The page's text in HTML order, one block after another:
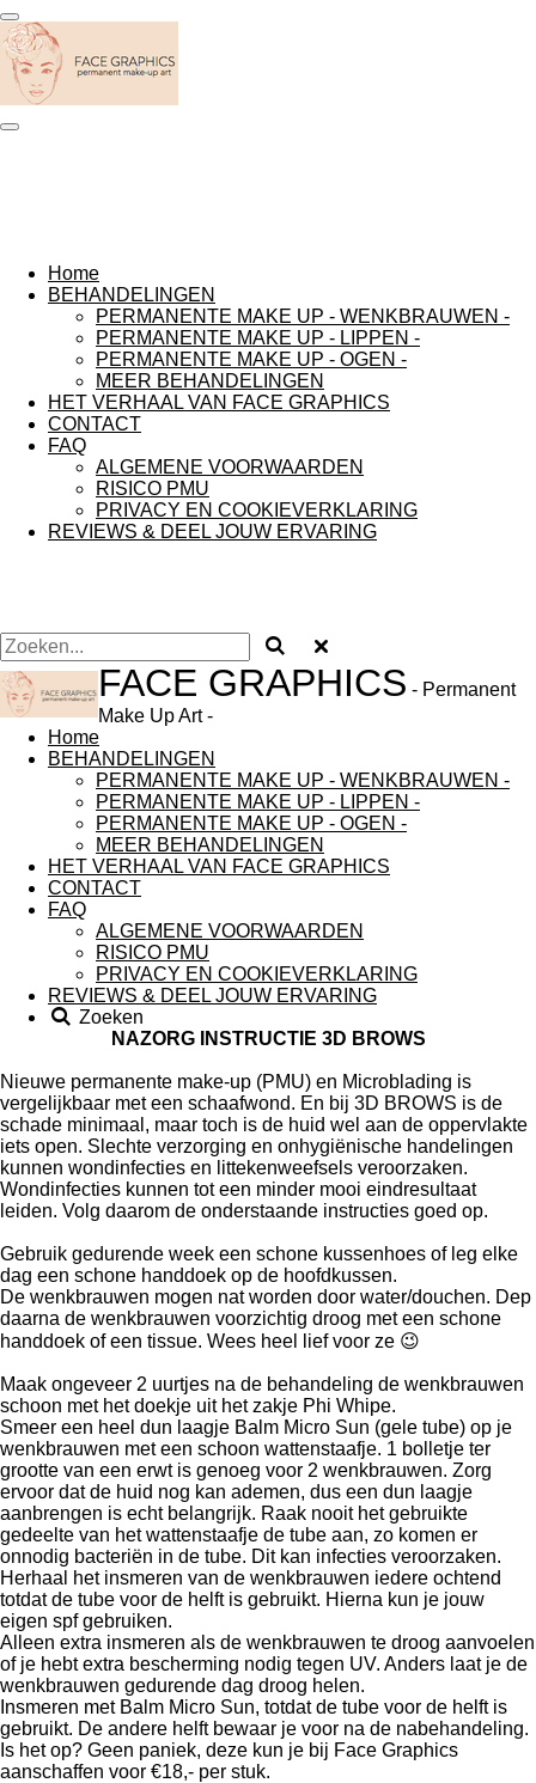
Ga
direct
naar
de
hoofdinhoud
Home
BEHANDELINGEN
PERMANENTE MAKE UP - WENKBRAUWEN -
PERMANENTE MAKE UP - LIPPEN -
PERMANENTE MAKE UP - OGEN -
MEER BEHANDELINGEN
HET VERHAAL VAN FACE GRAPHICS
CONTACT
FAQ
ALGEMENE VOORWAARDEN
RISICO PMU
PRIVACY EN COOKIEVERKLARING
REVIEWS & DEEL JOUW ERVARING
FACE GRAPHICS - Permanent
Make Up Art -
Home
BEHANDELINGEN
PERMANENTE MAKE UP - WENKBRAUWEN -
PERMANENTE MAKE UP - LIPPEN -
PERMANENTE MAKE UP - OGEN -
MEER BEHANDELINGEN
HET VERHAAL VAN FACE GRAPHICS
CONTACT
FAQ
ALGEMENE VOORWAARDEN
RISICO PMU
PRIVACY EN COOKIEVERKLARING
REVIEWS & DEEL JOUW ERVARING
Zoeken
NAZORG INSTRUCTIE 3D BROWS
Nieuwe permanente make-up (PMU) en Microblading is
vergelijkbaar met een schaafwond. En bij 3D BROWS is de
schade minimaal, maar toch is de huid wel aan de oppervlakte
iets open. Slechte verzorging en onhygiënische handelingen
kunnen wondinfecties en littekenweefsels veroorzaken.
Wondinfecties kunnen tot een minder mooi eindresultaat
leiden. Volg daarom de onderstaande instructies goed op.
Gebruik gedurende week een schone kussenhoes of leg elke
dag een schone handdoek op de hoofdkussen.
De wenkbrauwen mogen nat worden door water/douchen. Dep
daarna de wenkbrauwen voorzichtig droog met een schone
handdoek of een tissue. Wees heel lief voor ze 😉
Maak ongeveer 2 uurtjes na de behandeling de wenkbrauwen
schoon met het doekje uit het zakje Phi Whipe.
Smeer een heel dun laagje Balm Micro Sun (gele tube) op je
wenkbrauwen met een schoon wattenstaafje. 1 bolletje ter
grootte van een erwt is genoeg voor 2 wenkbrauwen. Zorg
ervoor dat de huid nog kan ademen, dus een dun laagje
aanbrengen is echt belangrijk. Raak nooit het gebruikte
gedeelte van het wattenstaafje de tube aan, zo komen er
onnodig bacteriën in de tube. Dit kan infecties veroorzaken.
Herhaal het insmeren van de wenkbrauwen iedere ochtend
totdat de tube voor de helft is gebruikt. Hierna kun je jouw
eigen spf gebruiken.
Alleen extra insmeren als de wenkbrauwen te droog aanvoelen
of je hebt extra bescherming nodig tegen UV. Anders laat je de
wenkbrauwen gedurende dag droog helen.
Insmeren met Balm Micro Sun, totdat de tube voor de helft is
gebruikt. De andere helft bewaar je voor na de nabehandeling.
Is het op? Geen paniek, deze kun je bij Face Graphics
aanschaffen voor €18,- per stuk.